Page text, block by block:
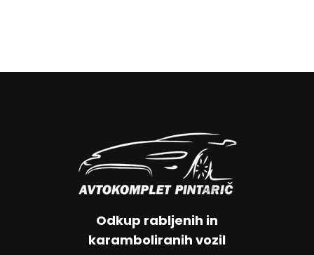
Odkup rabljenih in
karamboliranih vozil